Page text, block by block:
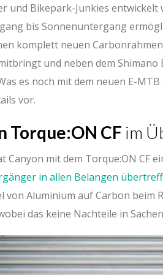
und Bikepark-Junkies entwickelt
bis Sonnenuntergang
komplett neuen
und neben dem Shimano
es noch mit dem neuen E-
vor.
Torque:ON CF im
Canyon mit dem Torque:ON CF
in allen Belangen
von Aluminium auf Carbon beim
das keine Nachteile in